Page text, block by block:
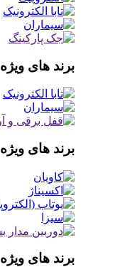
برند های ویژه
برند های ویژه
برند های ویژه